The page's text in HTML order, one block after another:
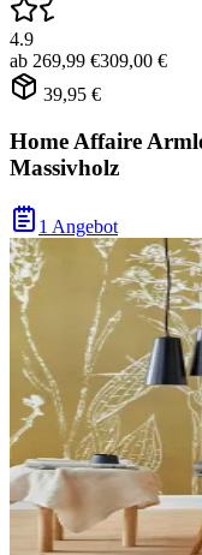
4.9
ab 269,99 €309,00 €
39,95 €
Home Affaire
Massivholz
1 Angebot